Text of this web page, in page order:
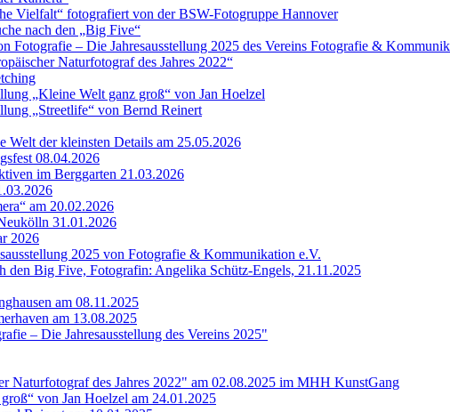
Vielfalt“ fotografiert von der BSW-Fotogruppe Hannover
nach den „Big Five“
Fotografie – Die Jahresausstellung 2025 des Vereins Fotografie &
Naturfotograf des Jahres 2022“
„Kleine Welt ganz groß“ von Jan Hoelzel
„Streetlife“ von Bernd Reinert
Welt der kleinsten Details am 25.05.2026
08.04.2026
im Berggarten 21.03.2026
am 20.02.2026
31.01.2026
2026
2025 von Fotografie & Kommunikation e.V.
den Big Five, Fotografin: Angelika Schütz-Engels, 21.11.2025
am 08.11.2025
am 13.08.2025
– Die Jahresausstellung des Vereins 2025"
Naturfotograf des Jahres 2022" am 02.08.2025 im MHH KunstGang
von Jan Hoelzel am 24.01.2025